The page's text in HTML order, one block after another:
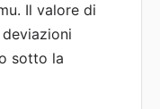
Il valore di
sotto la